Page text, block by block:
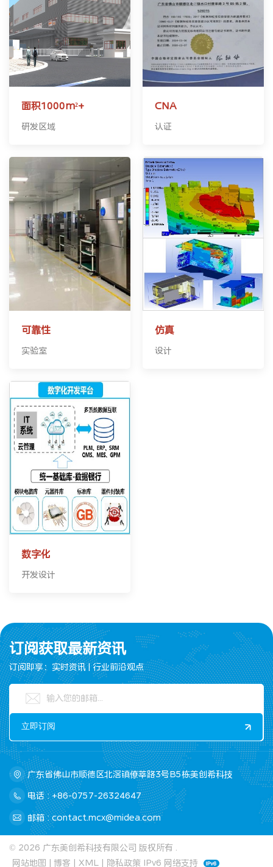
面积1000m²+
研发区域
CNA
认证
可靠性
实验室
仿真
设计
数字化
开发设计
订阅获取最新资讯
订阅即享：实时资讯 | 行业前沿观点
广东省佛山市顺德区北滘镇僚莘路3号B5栋美创希科技
电话 : +86-0757-26324647
邮箱 : contact.mcx@midea.com
© 2026 广东美创希科技有限公司 版权所有 .
网站地图
博客 XML 隐私政策 IPv6 网络支持